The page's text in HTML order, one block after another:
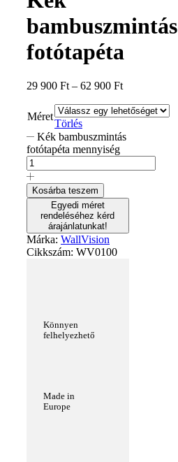
bambuszmintás
fotótapéta
29 900 Ft – 62 900 Ft
Méret
Törlés
Kék bambuszmintás
fotótapéta mennyiség
Kosárba teszem
Egyedi méret
rendeléséhez kérd
árajánlatunkat!
Márka: WallVision
Cikkszám: WV0100
Könnyen
felhelyezhető
Made in
Europe